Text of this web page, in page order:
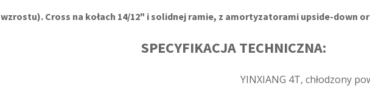
wzrostu). Cross na kołach 14/12" i solidnej ramie, z amortyzatorami upside-down
SPECYFIKACJA TECHNICZNA:
YINXIANG 4T, chłodzony